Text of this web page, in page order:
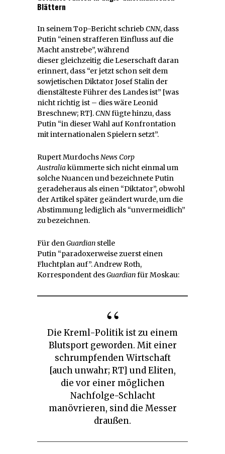
Blättern
In seinem Top-Bericht schrieb CNN, dass
Putin “einen strafferen Einfluss auf die
Macht anstrebe”, während
dieser gleichzeitig die Leserschaft daran
erinnert, dass “er jetzt schon seit dem
sowjetischen Diktator Josef Stalin der
dienstälteste Führer des Landes ist” [was
nicht richtig ist – dies wäre Leonid
Breschnew; RT].CNNfügte hinzu, dass
Putin “in dieser Wahl auf Konfrontation
mit internationalen Spielern setzt”.
Rupert MurdochsNews Corp
Australiakümmerte sich nicht einmal um
solche Nuancen und bezeichnete Putin
geradeheraus als einen “Diktator”, obwohl
der Artikel später geändert wurde, um die
Abstimmung lediglich als “unvermeidlich”
zu bezeichnen.
Für denGuardian stelle
Putin “paradoxerweise zuerst einen
Fluchtplan auf”. Andrew Roth,
Korrespondent desGuardianfür Moskau:
Die Kreml-Politik ist zu einem
Blutsport geworden. Mit einer
schrumpfenden Wirtschaft
[auch unwahr; RT] und Eliten,
die vor einer möglichen
Nachfolge-Schlacht
manövrieren, sind die Messer
draußen.